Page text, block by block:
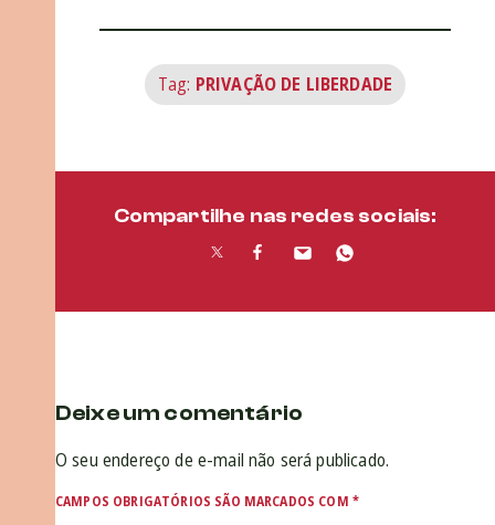
Tag: PRIVAÇÃO DE LIBERDADE
Compartilhe nas redes sociais:
Deixe um comentário
O seu endereço de e-mail não será publicado.
CAMPOS OBRIGATÓRIOS SÃO MARCADOS COM *